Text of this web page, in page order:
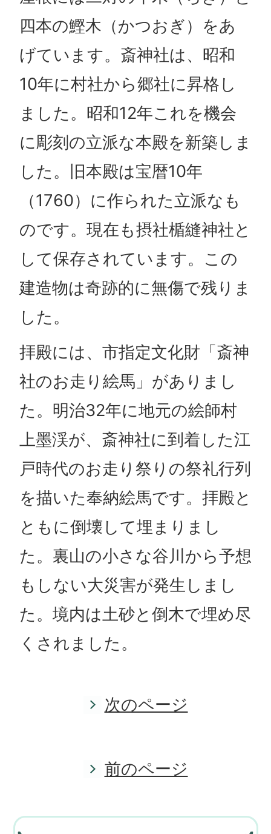
四本の鰹木（かつおぎ）をあ
げています。斎神社は、昭和
10年に村社から郷社に昇格し
ました。昭和12年これを機会
に彫刻の立派な本殿を新築しま
した。旧本殿は宝暦10年
（1760）に作られた立派なも
のです。現在も摂社楯縫神社と
して保存されています。この
建造物は奇跡的に無傷で残りま
した。
拝殿には、市指定文化財「斎神
社のお走り絵馬」がありまし
た。明治32年に地元の絵師村
上墨渓が、斎神社に到着した江
戸時代のお走り祭りの祭礼行列
を描いた奉納絵馬です。拝殿と
ともに倒壊して埋まりまし
た。裏山の小さな谷川から予想
もしない大災害が発生しまし
た。境内は土砂と倒木で埋め尽
くされました。
次のページ
前のページ